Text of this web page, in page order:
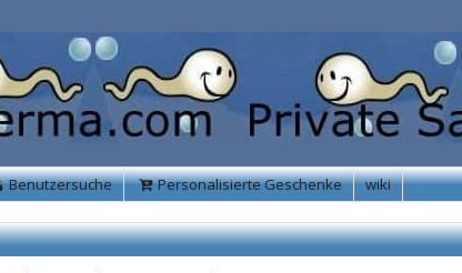
Benutzersuche Personalisierte Geschenke wiki